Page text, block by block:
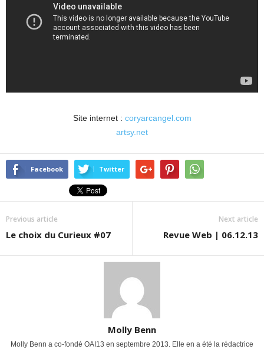
Site internet : coryarcangel.com
artsy.net
Facebook Twitter
Previous article
Le choix du Curieux #07
Next article
Revue Web | 06.12.13
Molly Benn
Molly Benn a co-fondé OAI13 en septembre 2013. Elle en a été la rédactrice